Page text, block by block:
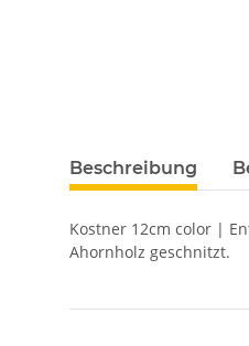
Beschreibung
Kostner 12cm color |
Ahornholz geschnitzt.